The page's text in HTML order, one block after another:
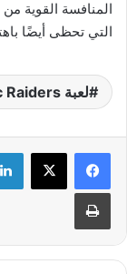
التي تحظى أيضًا
لعبة Arc Raiders
طباعة